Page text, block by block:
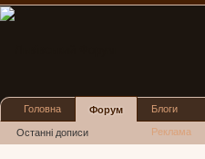
Головна Форум
Останні дописи
Блоги
Реклама